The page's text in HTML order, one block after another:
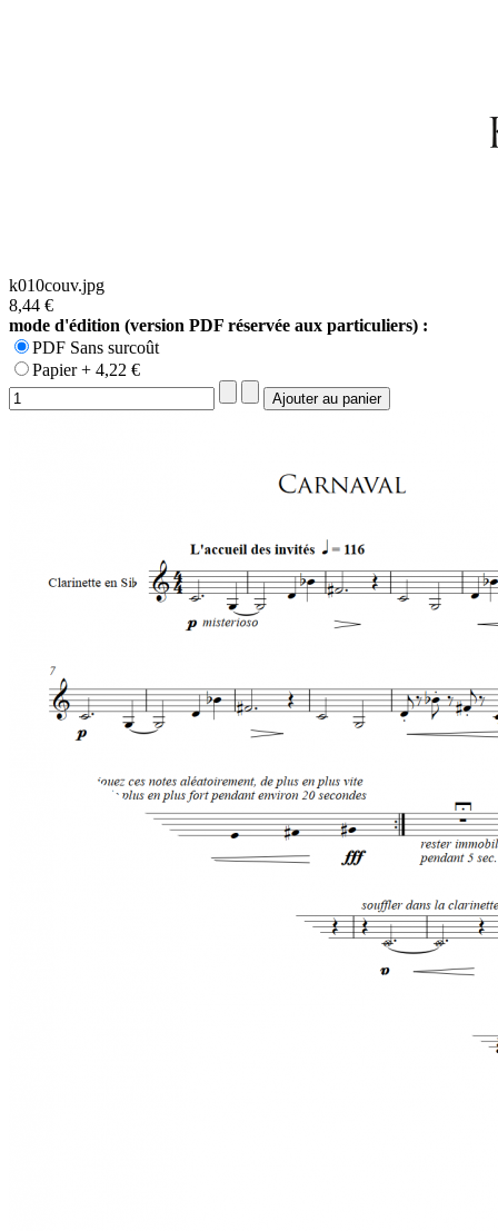
k010couv.jpg
8,44 €
mode d'édition (version PDF réservée aux particuliers) :
PDF Sans surcoût
Papier + 4,22 €